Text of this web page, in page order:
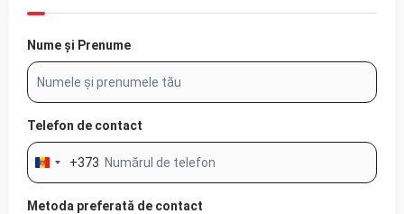
Nume și Prenume
Telefon de contact
Moldova
+373
+373
Metoda preferată de contact